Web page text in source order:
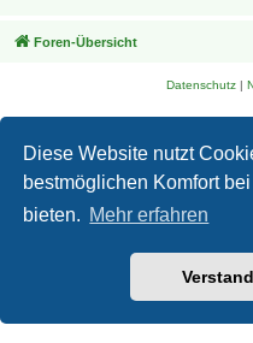
Diese Website nutzt
bestmöglichen Komfort
bieten. Mehr erfahren
Foren-Übersicht
Datenschutz|